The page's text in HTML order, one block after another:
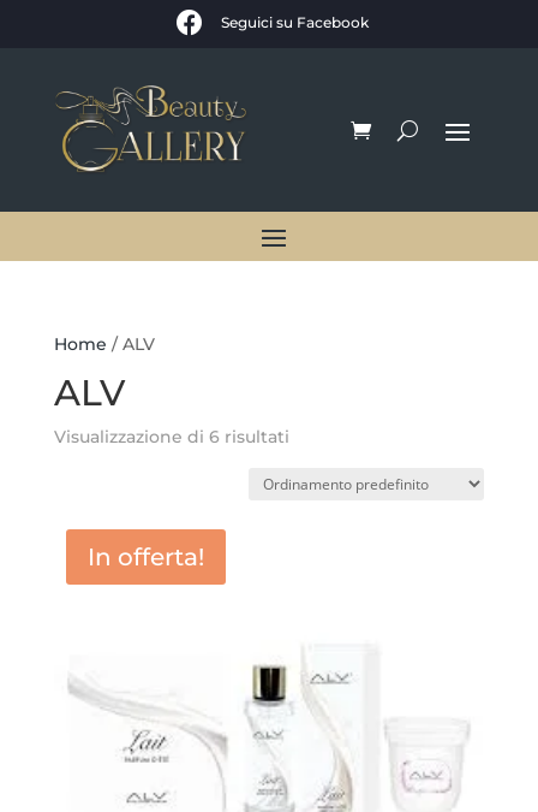
 Seguici su Facebook
Home / ALV
ALV
Visualizzazione di 6 risultati
In offerta!